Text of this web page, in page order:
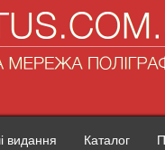
видання Каталог